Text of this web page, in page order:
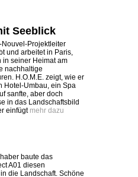
Seeblick
Projektleiter
und arbeitet in Paris,
in seiner Heimat am
nachhaltige
H.O.M.E. zeigt, wie er
Hotel-Umbau, ein Spa
sanfte, aber doch
in das Landschaftsbild
einfügt mehr dazu
baute das
A01 diesen
die Landschaft. Schöne